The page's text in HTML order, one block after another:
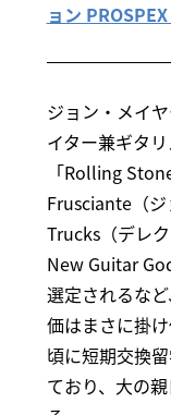
ョン
ジョン・メイ
イター兼ギタ
「Rolling
Frusciante（
Trucks（デレ
New Guitar
選定されるな
価はまさに掛
頃に短期交換
ており、大の